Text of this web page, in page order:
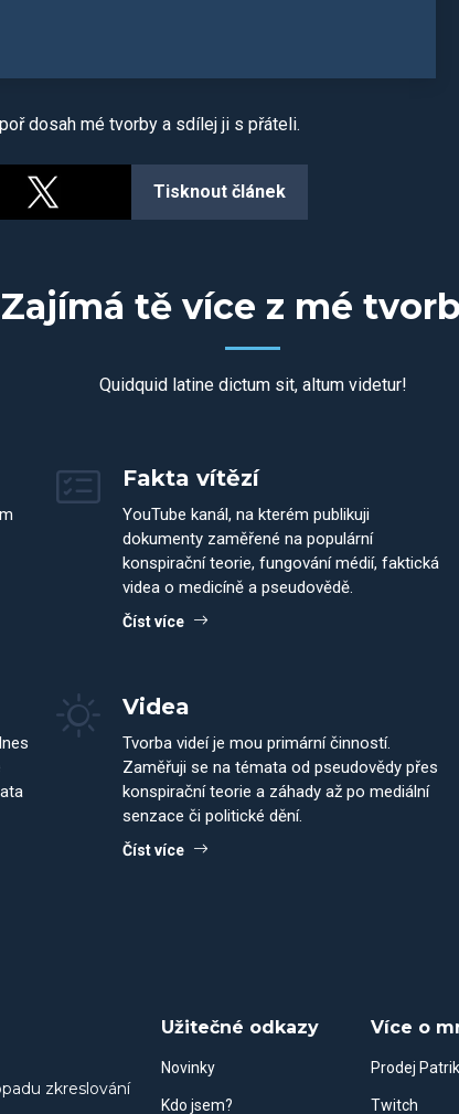
dosah mé tvorby a sdílej ji s přáteli.
Tisknout článek
Zajímá tě více z mé
Quidquid latine dictum sit, altum videtur!
Fakta vítězí
YouTube kanál, na kterém publikuji
dokumenty zaměřené na populární
konspirační teorie, fungování médií, faktická
videa o medicíně a pseudovědě.
Číst více
Videa
Tvorba videí je mou primární činností.
Zaměřuji se na témata od pseudovědy přes
konspirační teorie a záhady až po mediální
senzace či politické dění.
Číst více
zkreslování
Užitečné odkazy
Novinky
Kdo jsem?
Více o
Prodej
Twitch